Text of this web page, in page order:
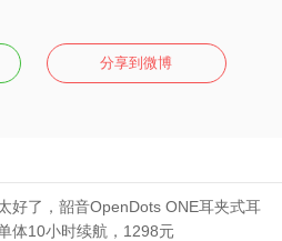
分享到微博
好了，韶音OpenDots ONE耳夹式耳
体10小时续航，1298元